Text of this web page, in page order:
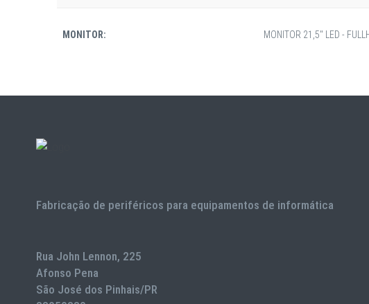
MONITOR: MONITOR 21,5" LED -
Fabricação de periféricos para equipamentos de informática
Rua John Lennon, 225
Afonso Pena
São José dos Pinhais/PR